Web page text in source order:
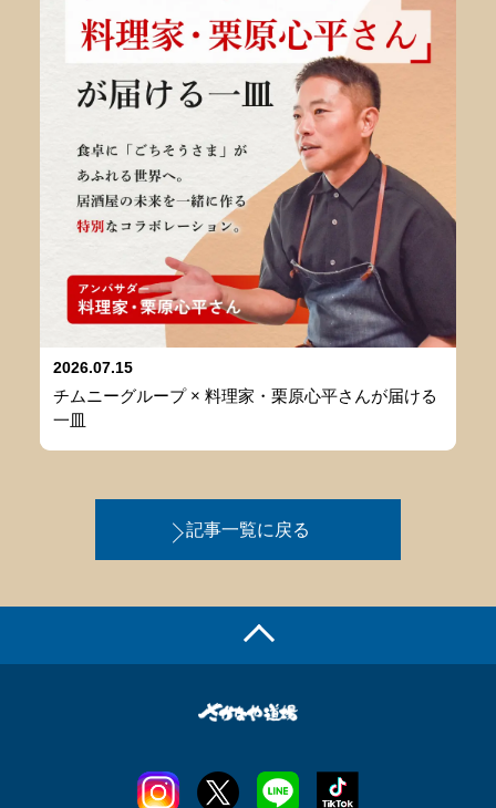
2026.07.15
チムニーグループ × 料理家・栗原心平さんが届ける
一皿
記事一覧に戻る